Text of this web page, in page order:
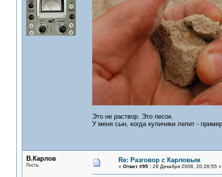
Это не раствор. Это песок.
У меня сын, когда куличики лепит -
В.Карлов
Гость
Re: Разговор с Карловым
« Ответ #95 :29 Декабря 2008, 20:26:55 »